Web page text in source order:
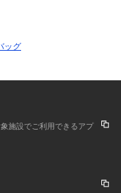
店舗へお願い致しま
って見える場合があ
います。
照ください。
ッグ
施設でご利用できるアプ